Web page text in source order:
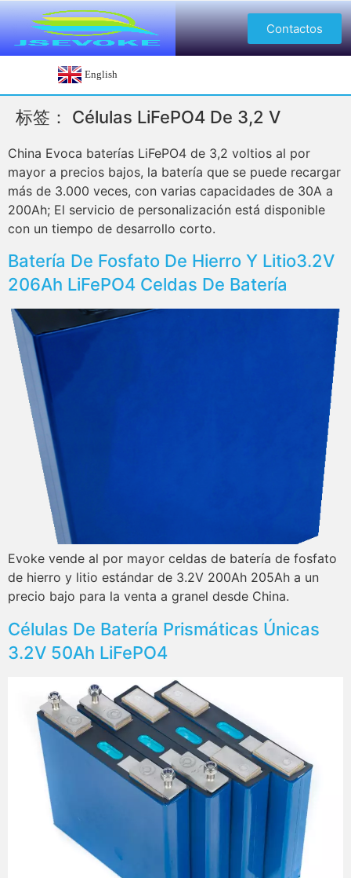
Contactos
English
标签： Células LiFePO4 De 3,2 V
China Evoca baterías LiFePO4 de 3,2 voltios al por
mayor a precios bajos, la batería que se puede recargar
más de 3.000 veces, con varias capacidades de 30A a
200Ah; El servicio de personalización está disponible
con un tiempo de desarrollo corto.
Batería De Fosfato De Hierro Y Litio3.2V
206Ah LiFePO4 Celdas De Batería
Evoke vende al por mayor celdas de batería de fosfato
de hierro y litio estándar de 3.2V 200Ah 205Ah a un
precio bajo para la venta a granel desde China.
Células De Batería Prismáticas Únicas
3.2V 50Ah LiFePO4